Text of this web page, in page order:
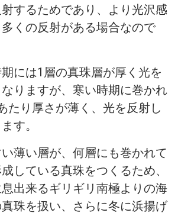
するためであり、より光沢感
くの反射がある場合なので
には1層の真珠層が厚く光を
りますが、寒い時期に巻かれ
たり厚さが薄く、光を反射し
す。
薄い層が、何層にも巻かれて
している真珠をつくるため、
出来るギリギリ南極よりの海
珠を扱い、さらに冬に浜揚げ